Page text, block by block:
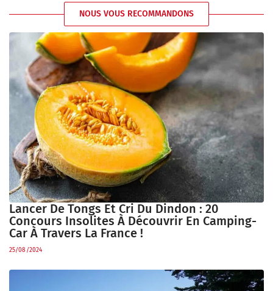
NOUS VOUS RECOMMANDONS
Lancer De Tongs Et Cri Du Dindon : 20
Concours Insolites À Découvrir En Camping-
Car À Travers La France !
25/08/2024